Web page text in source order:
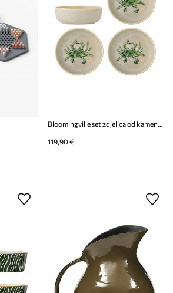
119,90 €